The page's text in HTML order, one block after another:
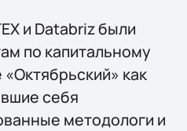
и Databriz были
по капитальному
как
себя
методологи и